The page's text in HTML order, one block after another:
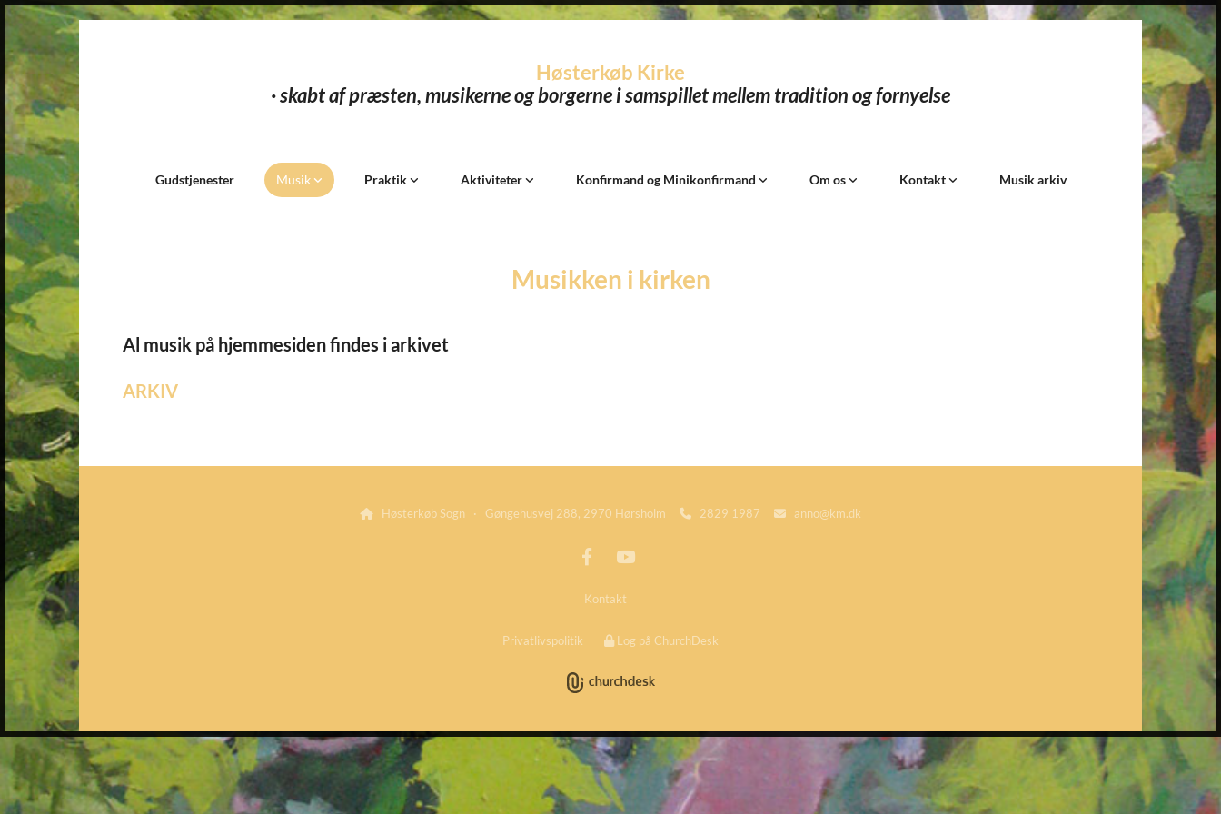
Høsterkøb Kirke
· skabt af præsten, musikerne og borgerne i samspillet mellem tradition og fornyelse​
Gudstjenester Musik Praktik Aktiviteter Konfirmand og Minikonfirmand Om os Kontakt Musik arkiv
Musikken i kirken
Al musik på hjemmesiden findes i arkivet
ARKIV
 Høsterkøb Sogn · Gøngehusvej 288, 2970 Hørsholm  2829 1987  anno@km.dk
Kontakt
Privatlivspolitik Log på ChurchDesk